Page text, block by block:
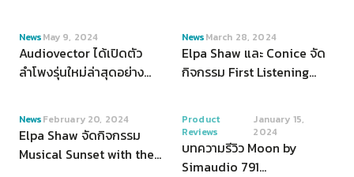
ใหม่ล่าสุดจาก The
Gryphon
VIEW
NewsMay 9, 2024
Audiovector ได้เปิดตัว
ลำโพงรุ่นใหม่ล่าสุดอย่าง
VIEW
NewsMarch 28, 2024
Elpa Shaw และ Conice จัด
กิจกรรม First Listening
VIEW
NewsFebruary 20, 2024
Elpa Shaw จัดกิจกรรม
Musical Sunset with the
VIEW
Product
Reviews
January 15,
2024
บทความรีวิว Moon by
Simaudio 791